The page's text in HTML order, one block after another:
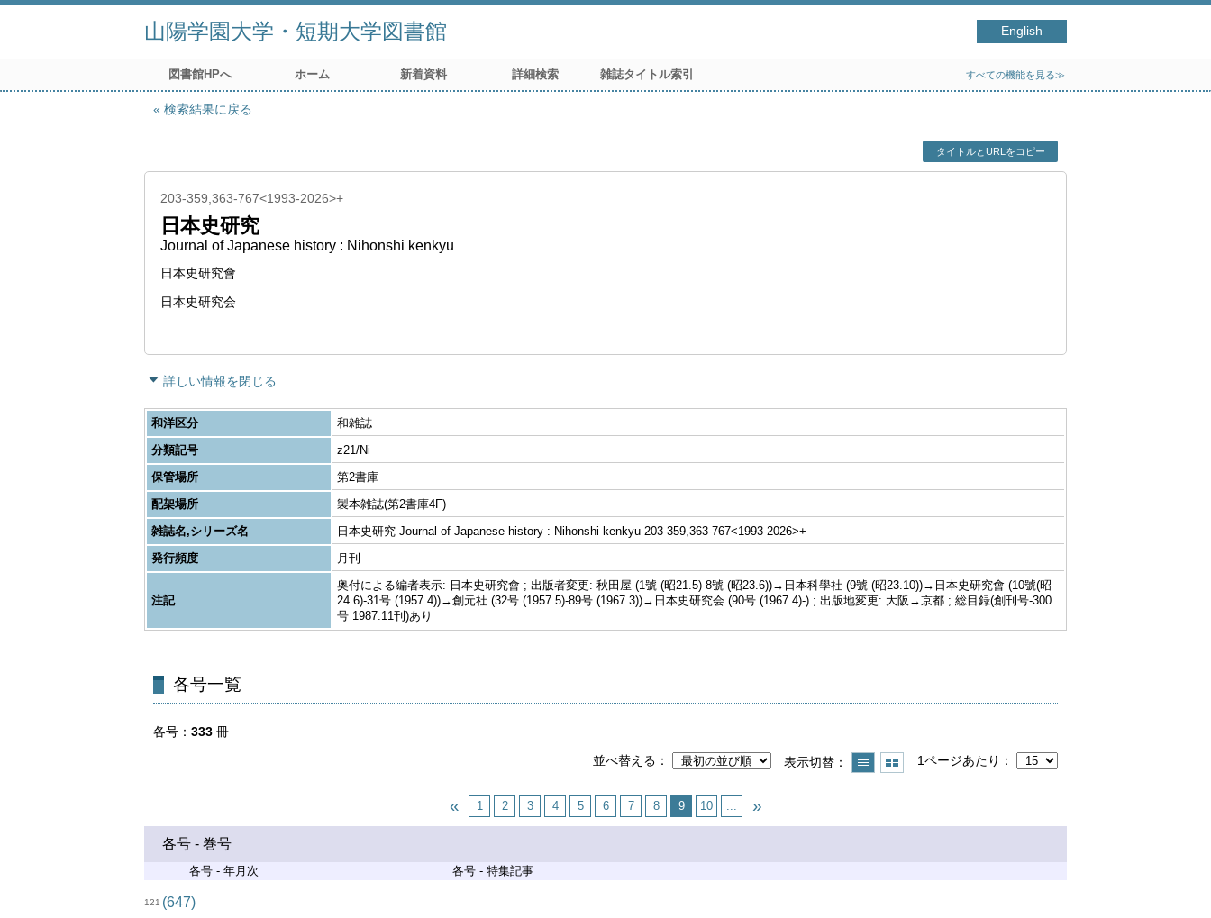
山陽学園大学・短期大学図書館 English
図書館HPへ ホーム 新着資料 詳細検索 雑誌タイトル索引 すべての機能を見る≫
検索結果に戻る
タイトルとURLをコピー
203-359,363-767<1993-2026>+
日本史研究
Journal of Japanese history : Nihonshi kenkyu
日本史研究會
日本史研究会
詳しい情報を閉じる
和洋区分
和雑誌
分類記号
z21/Ni
保管場所
第2書庫
配架場所
製本雑誌(第2書庫4F)
雑誌名,シリーズ名
日本史研究 Journal of Japanese history : Nihonshi kenkyu 203-359,363-767<1993-2026>+
発行頻度
月刊
注記
奥付による編者表示: 日本史研究會 ; 出版者変更: 秋田屋 (1號 (昭21.5)-8號 (昭23.6))→日本科學社 (9號 (昭23.10))→日本史研究會 (10號(昭
24.6)-31号 (1957.4))→創元社 (32号 (1957.5)-89号 (1967.3))→日本史研究会 (90号 (1967.4)-) ; 出版地変更: 大阪→京都 ; 総目録(創刊号-300
号 1987.11刊)あり
各号一覧
各号 333 冊
並べ替える
表示切替 1ページあたり
1 2 3 4 5 6 7 8 9 10 ...
各号 - 巻号
各号 - 年月次 各号 - 特集記事
121 (647)